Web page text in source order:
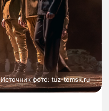
Источник фото: tuz-tomsk.ru